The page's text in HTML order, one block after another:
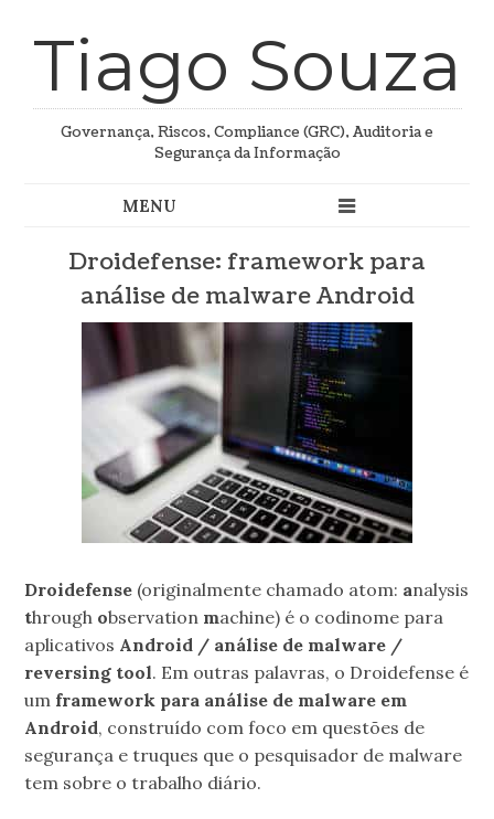
Tiago Souza
Governança, Riscos, Compliance (GRC), Auditoria e
Segurança da Informação
Droidefense: framework para
análise de malware Android
Droidefense (originalmente chamado atom: analysis
through observation machine) é o codinome para
aplicativos Android / análise de malware /
reversing tool. Em outras palavras, o Droidefense é
um framework para análise de malware em
Android, construído com foco em questões de
segurança e truques que o pesquisador de malware
tem sobre o trabalho diário.